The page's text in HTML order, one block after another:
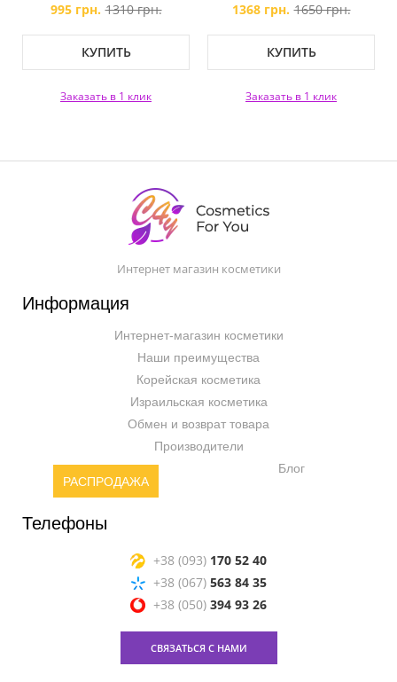
995 грн. 1310 грн.
КУПИТЬ
Заказать в 1 клик
1368 грн. 1650 грн.
КУПИТЬ
Заказать в 1 клик
Интернет магазин косметики
Информация
Интернет-магазин косметики
Наши преимущества
Корейская косметика
Израильская косметика
Обмен и возврат товара
Производители
РАСПРОДАЖА
Блог
Телефоны
+38 (093) 170 52 40
+38 (067) 563 84 35
+38 (050) 394 93 26
СВЯЗАТЬСЯ С НАМИ